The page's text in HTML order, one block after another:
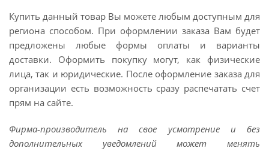
Купить данный товар Вы можете любым доступным для
региона способом. При оформлении заказа Вам будет
предложены любые формы оплаты и варианты
доставки. Оформить покупку могут, как физические
лица, так и юридические. После оформление заказа для
организации есть возможность сразу распечатать счет
прям на сайте.
Фирма-производитель на свое усмотрение и без
дополнительных уведомлений может менять